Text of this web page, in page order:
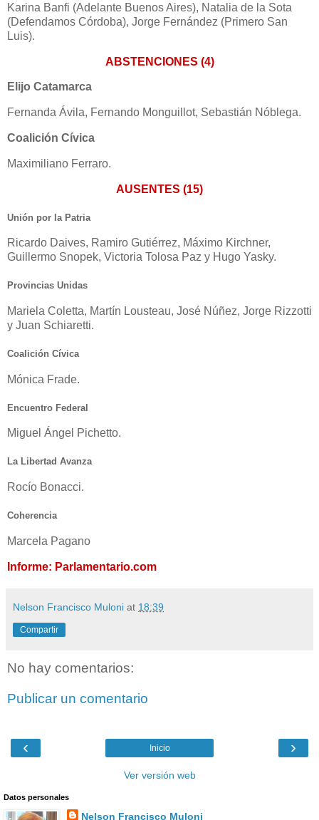
Karina Banfi (Adelante Buenos Aires), Natalia de la Sota
(Defendamos Córdoba), Jorge Fernández (Primero San
Luis).
ABSTENCIONES (4)
Elijo Catamarca
Fernanda Ávila, Fernando Monguillot, Sebastián Nóblega.
Coalición Cívica
Maximiliano Ferraro.
AUSENTES (15)
Unión por la Patria
Ricardo Daives, Ramiro Gutiérrez, Máximo Kirchner,
Guillermo Snopek, Victoria Tolosa Paz y Hugo Yasky.
Provincias Unidas
Mariela Coletta, Martín Lousteau, José Núñez, Jorge Rizzotti
y Juan Schiaretti.
Coalición Cívica
Mónica Frade.
Encuentro Federal
Miguel Ángel Pichetto.
La Libertad Avanza
Rocío Bonacci.
Coherencia
Marcela Pagano
Informe: Parlamentario.com
Nelson Francisco Muloni at 18:39
Compartir
No hay comentarios:
Publicar un comentario
‹ ›
Inicio
Ver versión web
Datos personales
Nelson Francisco Muloni